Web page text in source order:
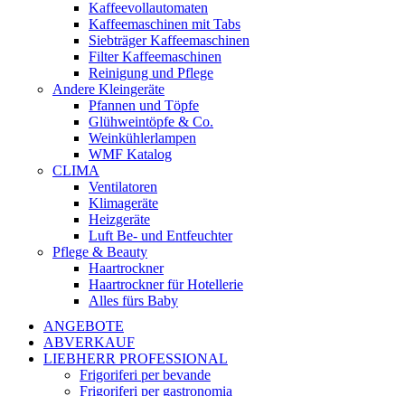
Kaffeevollautomaten
Kaffeemaschinen mit Tabs
Siebträger Kaffeemaschinen
Filter Kaffeemaschinen
Reinigung und Pflege
Andere Kleingeräte
Pfannen und Töpfe
Glühweintöpfe & Co.
Weinkühlerlampen
WMF Katalog
CLIMA
Ventilatoren
Klimageräte
Heizgeräte
Luft Be- und Entfeuchter
Pflege & Beauty
Haartrockner
Haartrockner für Hotellerie
Alles fürs Baby
ANGEBOTE
ABVERKAUF
LIEBHERR PROFESSIONAL
Frigoriferi per bevande
Frigoriferi per gastronomia